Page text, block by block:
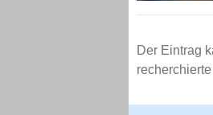
Der Eintrag